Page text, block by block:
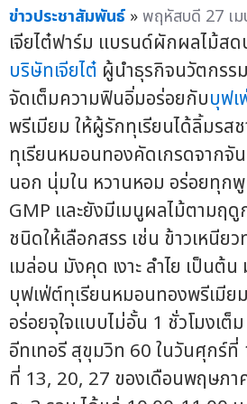
ข่าวประชาสัมพันธ์ »พฤหัสบดี 27 เ
เจียไต๋ฟาร์ม แบรนด์ผักผลไม้ส
บริษัทเจียไต๋ ผู้นำธุรกิจนวัตกรร
จัดเต็มความฟินอิ่มอร่อยกับบุฟเ
พรีเมียม ให้ผู้รักทุเรียนได้ลิ้มรส
ทุเรียนหมอนทองคัดเกรดจากจั
นอก นุ่มใน หวานหอม อร่อยทุก
GMP และยังมีเมนูผลไม้ตามฤ
ชนิดให้เลือกสรร เช่น ข้าวเหนีย
เมล่อน มังคุด เงาะ ลำไย เป็นต้
บุฟเฟ่ต์ทุเรียนหมอนทองพรีเมีย
อร่อยจุใจแบบไม่อั้น 1 ชั่วโมงเต็
อีทเทอรี สุขุมวิท 60 ในวันศุกร์ที่
ที่ 13, 20, 27 ของเดือนพฤษภา